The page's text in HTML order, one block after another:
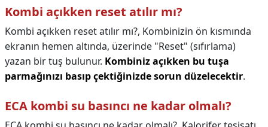
Kombi açıkken reset atılır mı?
Kombi açıkken reset atılır mı?, Kombinizin ön kısmında
ekranın hemen altında, üzerinde "Reset" (sıfırlama)
yazan bir tuş bulunur. Kombiniz açıkken bu tuşa
parmağınızı basıp çektiğinizde sorun düzelecektir.
ECA kombi su basıncı ne kadar olmalı?